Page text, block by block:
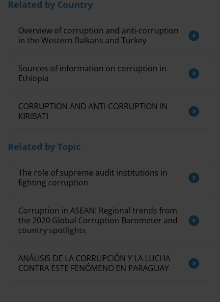
Related by Country
Overview of corruption and anti-corruption
in the Western Balkans and Turkey
Sources of information on corruption in
Ethiopia
CORRUPTION AND ANTI-CORRUPTION IN
KIRIBATI
Related by Topic
The role of supreme audit institutions in
fighting corruption
Corruption in ASEAN: Regional trends from
the 2020 Global Corruption Barometer and
country spotlights
ANÁLISIS DE LA CORRUPCIÓN Y LA LUCHA
CONTRA ESTE FENÓMENO EN PARAGUAY